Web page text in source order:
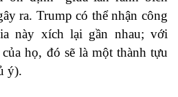
ra. Trump có thể nhận công
này xích lại gần nhau; với
họ, đó sẽ là một thành tựu
ý).